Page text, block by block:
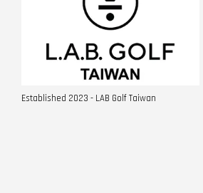
Established 2023 - LAB Golf Taiwan